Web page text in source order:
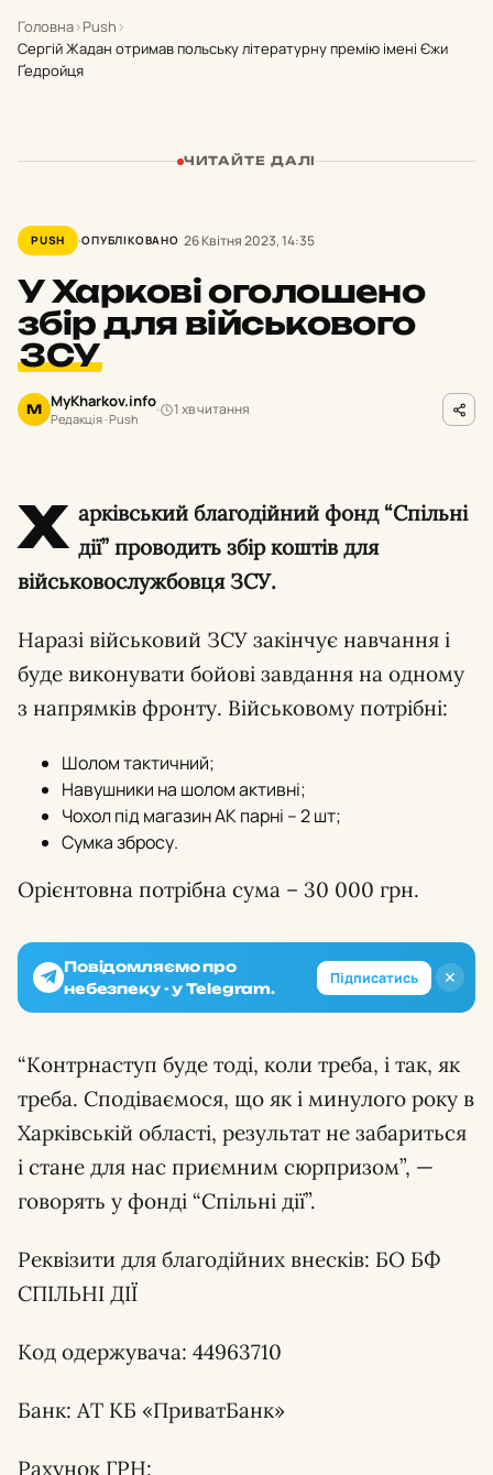
Головна›Push ›
Сергій Жадан отримав польську літературну премію імені Єжи
Ґедройця
ЧИТАЙТЕ ДАЛІ
PUSH ОПУБЛІКОВАНО 26 Квітня 2023, 14:35
У Харкові оголошено
збір для військового
ЗСУ
M MyKharkov.info
Редакція · Push
1 хв читання
Х арківський благодійний фонд “Спільні
дії” проводить збір коштів для
військовослужбовця ЗСУ.
Наразі військовий ЗСУ закінчує навчання і
буде виконувати бойові завдання на одному
з напрямків фронту. Військовому потрібні:
Шолом тактичний;
Навушники на шолом активні;
Чохол під магазин АК парні – 2 шт;
Сумка збросу.
Орієнтовна потрібна сума – 30 000 грн.
✕
Повідомляємо про
небезпеку - у Telegram.
Підписатись
“Контрнаступ буде тоді, коли треба, і так, як
треба. Сподіваємося, що як і минулого року в
Харківській області, результат не забариться
і стане для нас приємним сюрпризом”, —
говорять у фонді “Спільні дії”.
Реквізити для благодійних внесків: БО БФ
СПІЛЬНІ ДІЇ
Код одержувача: 44963710
Банк: АТ КБ «ПриватБанк»
Рахунок ГРН: